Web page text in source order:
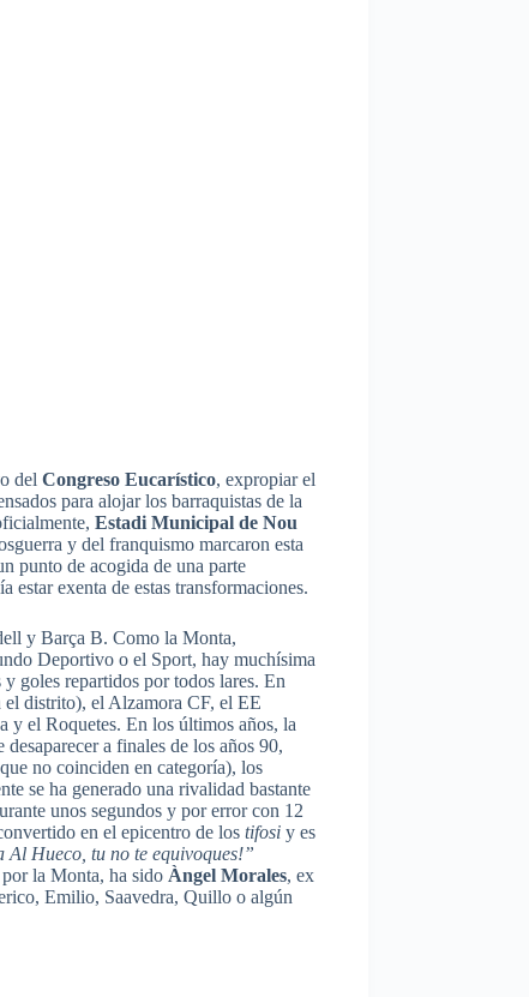
del Congreso Eucarístico, expropiar el
para alojar los barraquistas de la
Estadi Municipal de Nou
y del franquismo marcaron esta
punto de acogida de una parte
exenta de estas transformaciones.
y Barça B. Como la Monta,
Deportivo o el Sport, hay muchísima
goles repartidos por todos lares. En
distrito), el Alzamora CF, el EE
y el Roquetes. En los últimos años, la
a finales de los años 90,
no coinciden en categoría), los
se ha generado una rivalidad bastante
unos segundos y por error con 12
en el epicentro de los tifosi y es
Al Hueco, tu no te equivoques!”
la Monta, ha sido Àngel Morales, ex
Emilio, Saavedra, Quillo o algún